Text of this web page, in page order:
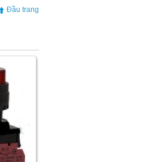
Đầu trang